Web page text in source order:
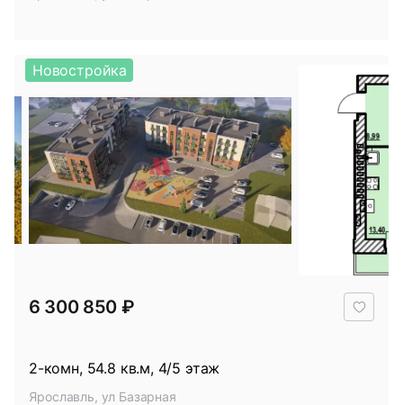
2-комн, 54.8 кв.м, 4/5 этаж
Ярославль, ул Базарная
6 300 850 ₽
Новостройка